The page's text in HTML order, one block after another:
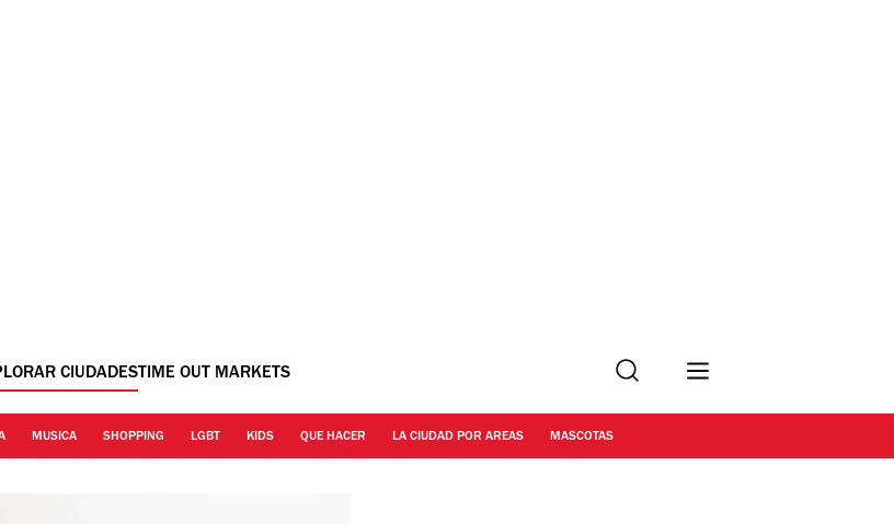
CIUDADESTIME OUT MARKETS Buscar
MUSICA SHOPPING LGBT KIDS QUE HACER LA CIUDAD POR AREAS MASCOTAS